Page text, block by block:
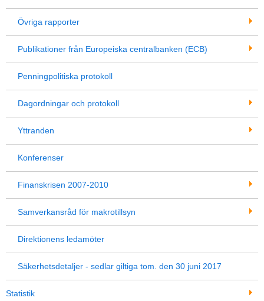
Övriga rapporter
Publikationer från Europeiska centralbanken (ECB)
Penningpolitiska protokoll
Dagordningar och protokoll
Yttranden
Konferenser
Finanskrisen 2007-2010
Samverkansråd för makrotillsyn
Direktionens ledamöter
Säkerhetsdetaljer - sedlar giltiga tom. den 30 juni 2017
Statistik